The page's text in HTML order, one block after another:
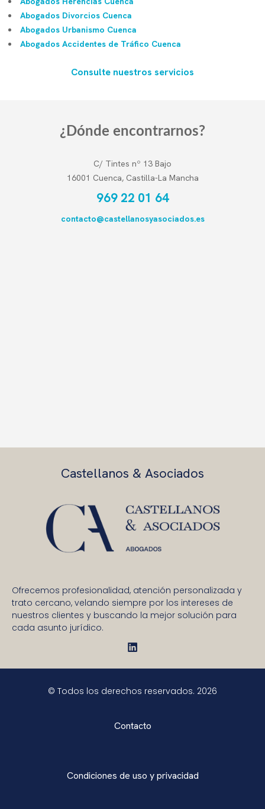
Abogados Divorcios Cuenca
Abogados Urbanismo Cuenca
Abogados Accidentes de Tráfico Cuenca
Consulte nuestros servicios
¿Dónde encontrarnos?
C/ Tintes nº 13 Bajo
16001 Cuenca, Castilla-La Mancha
969 22 01 64
contacto@castellanosyasociados.es
Castellanos & Asociados
Ofrecemos profesionalidad, atención personalizada y
trato cercano, velando siempre por los intereses de
nuestros clientes y buscando la mejor solución para
cada asunto jurídico.
© Todos los derechos reservados. 2026
Contacto
Condiciones de uso y privacidad